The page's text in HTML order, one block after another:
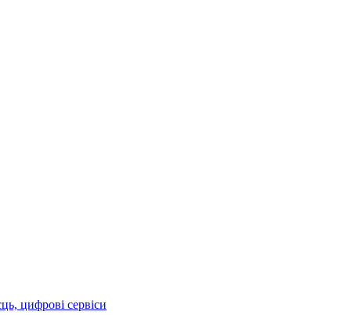
цифрові сервіси